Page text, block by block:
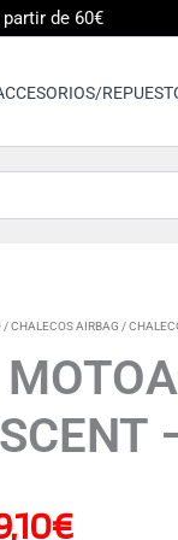
de 60€
/CHALECOS AIRBAG /
€
El
precio